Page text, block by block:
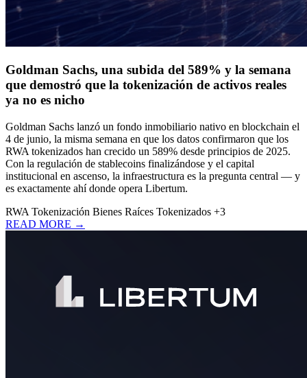
Goldman Sachs, una subida del 589% y la semana
que demostró que la tokenización de activos reales
ya no es nicho
Goldman Sachs lanzó un fondo inmobiliario nativo en blockchain el
4 de junio, la misma semana en que los datos confirmaron que los
RWA tokenizados han crecido un 589% desde principios de 2025.
Con la regulación de stablecoins finalizándose y el capital
institucional en ascenso, la infraestructura es la pregunta central — y
es exactamente ahí donde opera Libertum.
RWA Tokenización Bienes Raíces Tokenizados +3
READ MORE →